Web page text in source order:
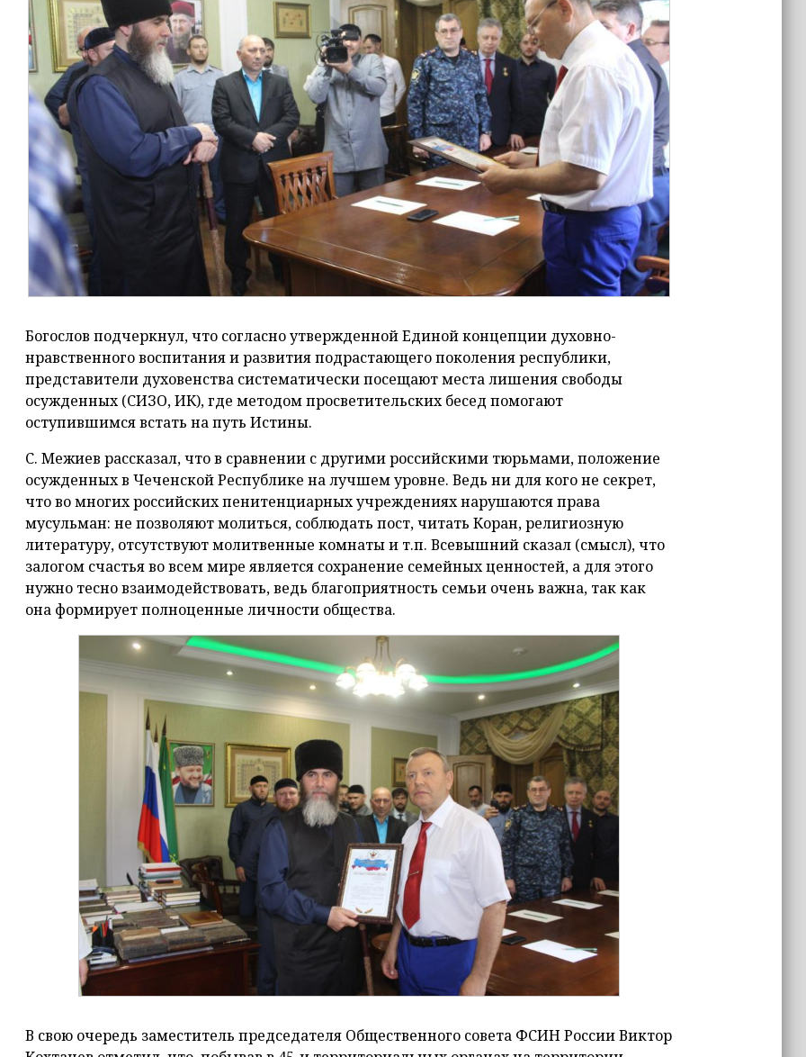
Богослов подчеркнул, что согласно утвержденной Единой концепции духовно-
нравственного воспитания и развития подрастающего поколения республики,
представители духовенства систематически посещают места лишения свободы
осужденных (СИЗО, ИК), где методом просветительских бесед помогают
оступившимся встать на путь Истины.
С. Межиев рассказал, что в сравнении с другими российскими тюрьмами, положение
осужденных в Чеченской Республике на лучшем уровне. Ведь ни для кого не секрет,
что во многих российских пенитенциарных учреждениях нарушаются права
мусульман: не позволяют молиться, соблюдать пост, читать Коран, религиозную
литературу, отсутствуют молитвенные комнаты и т.п. Всевышний сказал (смысл), что
залогом счастья во всем мире является сохранение семейных ценностей, а для этого
нужно тесно взаимодействовать, ведь благоприятность семьи очень важна, так как
она формирует полноценные личности общества.
В свою очередь заместитель председателя Общественного совета ФСИН России Виктор